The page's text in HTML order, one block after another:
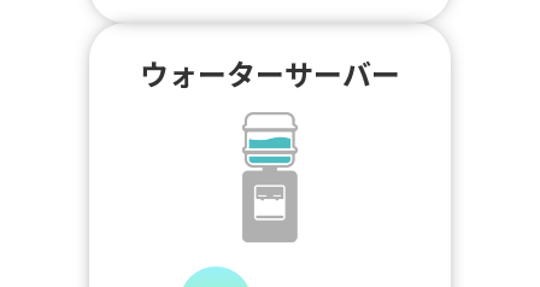
ウォーターサーバー